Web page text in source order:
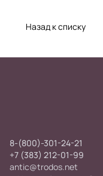
Назад к списку
8-(800)-301-24-21
+7 (383) 212-01-99
antic@trodos.net